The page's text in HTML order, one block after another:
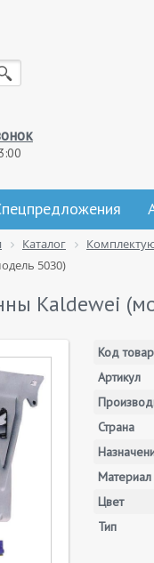
Каталог
5030)
Kaldewei
Код
Артикул
Страна
Материал
Цвет
Тип